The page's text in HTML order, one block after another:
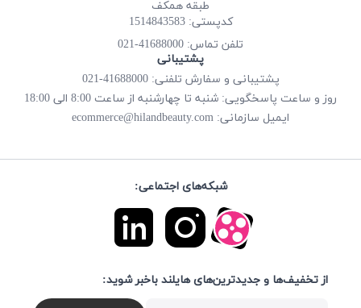
طبقه همکف
کدپستی: 1514843583
تلفن تماس: 41688000-021
پشتیبانی
پشتیبانی و سفارش تلفنی: 41688000-021
روز و ساعت پاسخگویی: شنبه تا چهارشنبه از ساعت 8:00 الی 18:00
ایمیل سازمانی: ecommerce@hilandbeauty.com
شبکه‌های اجتماعی:
از تخفیف‌ها و جدیدترین‌های هایلند باخبر شوید: